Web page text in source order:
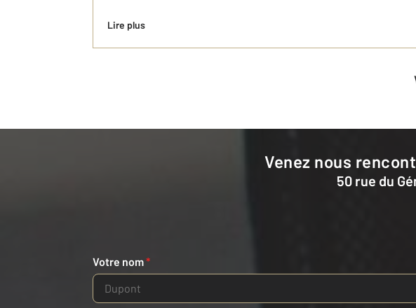
Lire plus
Venez nous
50 rue du
Votre nom*